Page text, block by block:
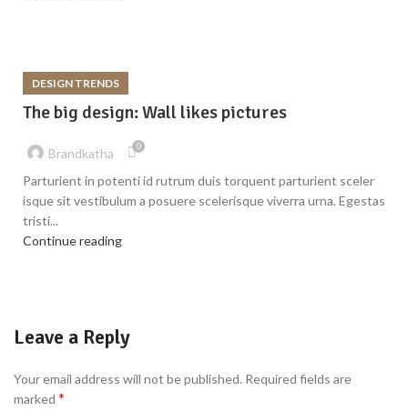
DESIGN TRENDS
The big design: Wall likes pictures
Brandkatha 0
Parturient in potenti id rutrum duis torquent parturient sceler
isque sit vestibulum a posuere scelerisque viverra urna. Egestas
tristi...
Continue reading
Leave a Reply
Your email address will not be published. Required fields are
marked *